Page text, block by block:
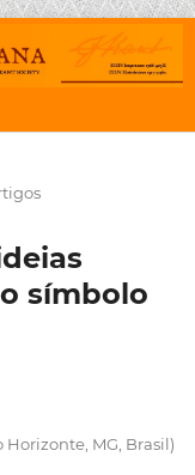
símbolo
MG, Brasil)